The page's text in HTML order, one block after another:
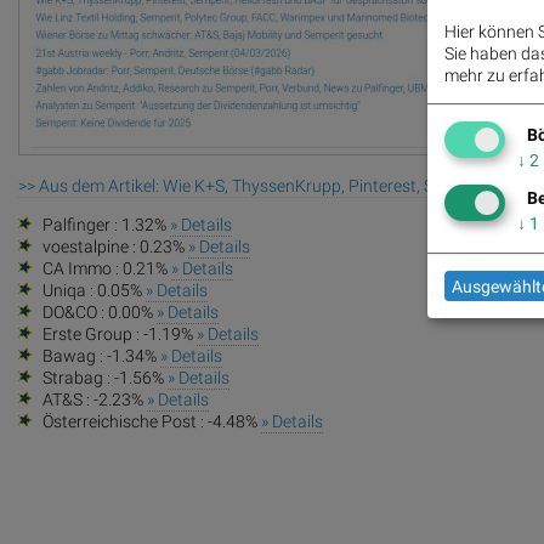
>> Aus dem Artikel: Wie K+S, ThyssenKrupp, Pinterest, Semperit,
Palfinger : 1.32% » Details
voestalpine : 0.23% » Details
CA Immo : 0.21% » Details
Uniqa : 0.05% » Details
DO&CO : 0.00% » Details
Erste Group : -1.19% » Details
Bawag : -1.34% » Details
Strabag : -1.56% » Details
AT&S : -2.23% » Details
Österreichische Post : -4.48% » Details
Hier können
Sie haben
mehr zu
↓ 2
↓ 1